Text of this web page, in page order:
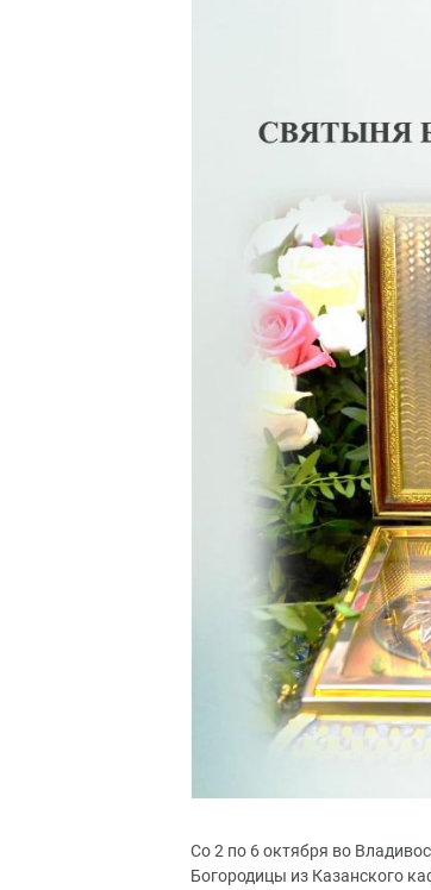
Со 2 по 6 октября во
Богородицы из Казанского